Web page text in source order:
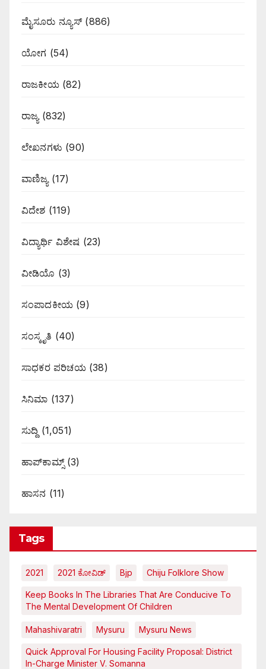
ಮೈಸೂರು ನ್ಯೂಸ್(886)
ಯೋಗ (54)
ರಾಜಕೀಯ(82)
ರಾಜ್ಯ(832)
ಲೇಖನಗಳು (90)
ವಾಣಿಜ್ಯ(17)
ವಿದೇಶ (119)
ವಿದ್ಯಾರ್ಥಿ ವಿಶೇಷ (23)
ವೀಡಿಯೊ (3)
ಸಂಪಾದಕೀಯ (9)
ಸಂಸ್ಕೃತಿ (40)
ಸಾಧಕರ ಪರಿಚಯ(38)
ಸಿನಿಮಾ (137)
ಸುದ್ದಿ (1,051)
ಹಾಪ್‌ಕಾಮ್ಸ್‌(3)
ಹಾಸನ (11)
Tags
2021 2021 ಕೋವಿಡ್‌ Bjp Chiju Folklore Show
Keep Books In The Libraries That Are Conducive To
The Mental Development Of Children
Mahashivaratri Mysuru Mysuru News
Quick Approval For Housing Facility Proposal: District
In-Charge Minister V. Somanna